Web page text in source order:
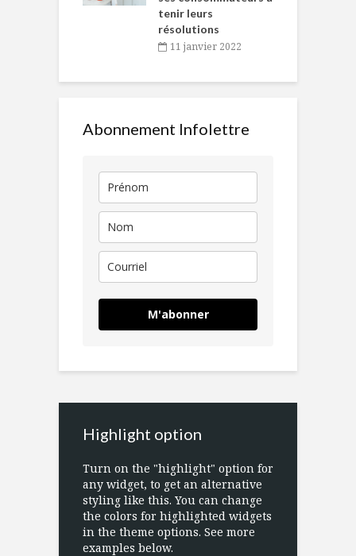
tenir leurs
résolutions
11 janvier 2022
Abonnement Infolettre
M'abonner
Highlight option
Turn on the "highlight" option for
any widget, to get an alternative
styling like this. You can change
the colors for highlighted widgets
in the theme options. See more
examples below.